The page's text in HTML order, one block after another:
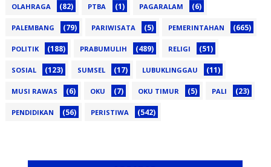
OLAHRAGA (82) PTBA (1) PAGARALAM (6)
PALEMBANG (79) PARIWISATA (5) PEMERINTAHAN (665)
POLITIK (188) PRABUMULIH (489) RELIGI (51)
SOSIAL (123) SUMSEL (17) LUBUKLINGGAU (11)
MUSI RAWAS (6) OKU (7) OKU TIMUR (5) PALI (23)
PENDIDIKAN (56) PERISTIWA (542)